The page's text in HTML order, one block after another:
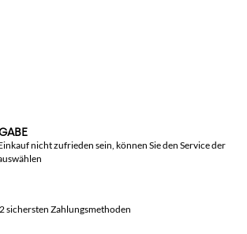
nicht zufrieden sein, können Sie den Service der
sichersten Zahlungsmethoden